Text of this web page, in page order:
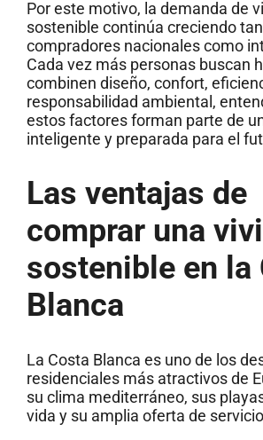
Por este motivo, la demanda de
sostenible continúa creciendo
compradores nacionales como
Cada vez más personas buscan
combinen diseño, confort,
responsabilidad ambiental,
estos factores forman parte de
inteligente y preparada para el
Las ventajas de
comprar una
sostenible en la
Blanca
La Costa Blanca es uno de los
residenciales más atractivos de
su clima mediterráneo, sus
vida y su amplia oferta de